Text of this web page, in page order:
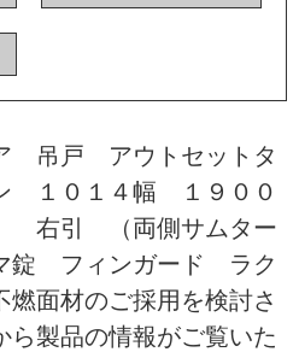
吊戸 アウトセットタ
１０１４幅 １９００
右引 （両側サムター
錠 フィンガード ラク
面材のご採用を検討さ
ら製品の情報がご覧いた